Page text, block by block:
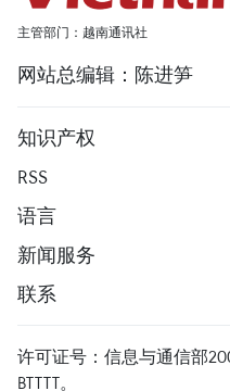
主管部门：越南通讯社
网站总编辑：陈进笋
知识产权
RSS
语言
新闻服务
联系
许可证号：信息与通信部
BTTTT。